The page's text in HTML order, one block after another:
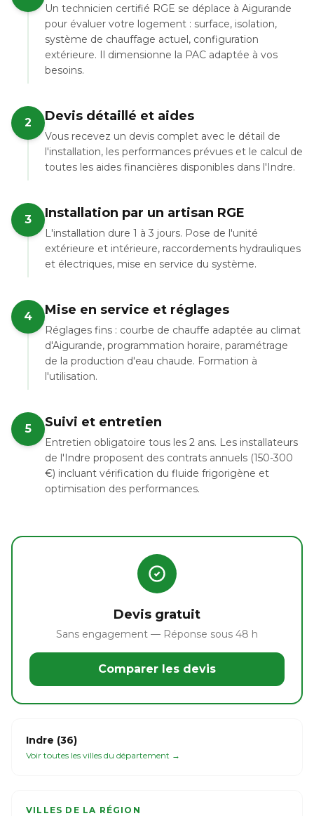
Un technicien certifié RGE se déplace à Aigurande
pour évaluer votre logement : surface, isolation,
système de chauffage actuel, configuration
extérieure. Il dimensionne la PAC adaptée à vos
besoins.
2 Devis détaillé et aides
Vous recevez un devis complet avec le détail de
l'installation, les performances prévues et le calcul de
toutes les aides financières disponibles dans l'Indre.
3 Installation par un artisan RGE
L'installation dure 1 à 3 jours. Pose de l'unité
extérieure et intérieure, raccordements hydrauliques
et électriques, mise en service du système.
4 Mise en service et réglages
Réglages fins : courbe de chauffe adaptée au climat
d'Aigurande, programmation horaire, paramétrage
de la production d'eau chaude. Formation à
l'utilisation.
5 Suivi et entretien
Entretien obligatoire tous les 2 ans. Les installateurs
de l'Indre proposent des contrats annuels (150-300
€) incluant vérification du fluide frigorigène et
optimisation des performances.
Devis gratuit
Sans engagement — Réponse sous 48 h
Comparer les devis
Indre (36)
Voir toutes les villes du département →
VILLES DE LA RÉGION